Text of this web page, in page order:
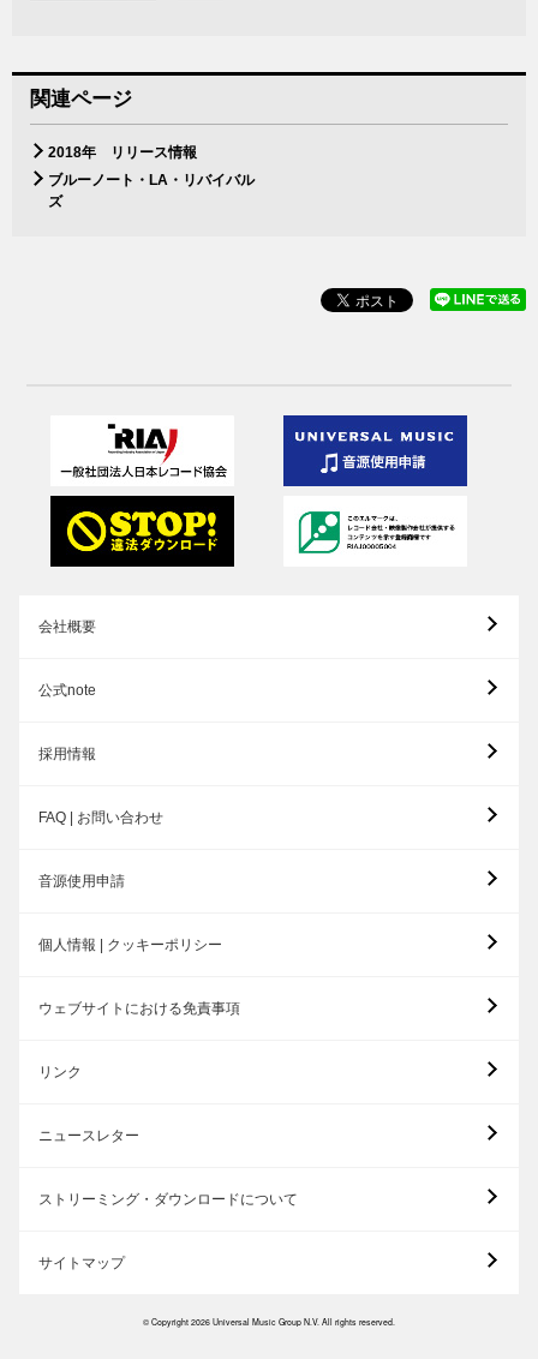
関連ページ
2018年 リリース情報
ブルーノート・LA・リバイバル
ズ
会社概要
公式note
採用情報
FAQ | お問い合わせ
音源使用申請
個人情報 | クッキーポリシー
ウェブサイトにおける免責事項
リンク
ニュースレター
ストリーミング・ダウンロードについて
サイトマップ
© Copyright 2026 Universal Music Group N.V. All rights reserved.